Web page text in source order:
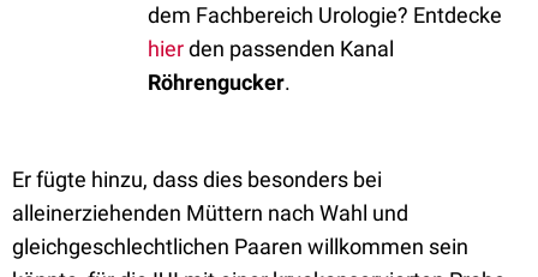
dem Fachbereich Urologie? Entdecke
hierden passenden Kanal
Röhrengucker.
Er fügte hinzu, dass dies besonders bei
alleinerziehenden Müttern nach Wahl und
gleichgeschlechtlichen Paaren willkommen sein